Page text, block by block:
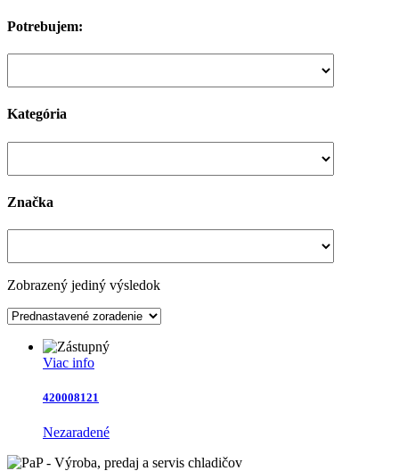
Potrebujem:
Kategória
Značka
Zobrazený jediný výsledok
Viac info
420008121
Nezaradené